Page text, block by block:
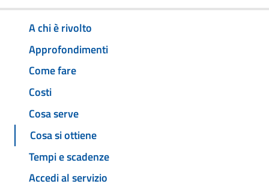
A chi è rivolto
Approfondimenti
Come fare
Costi
Cosa serve
Cosa si ottiene
Tempi e scadenze
Accedi al servizio